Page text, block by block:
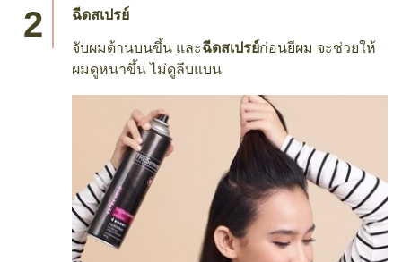
ฉีดสเปรย์
จับผมด้านบนขึ้น และฉีดสเปรย์ก่อนยีผม จะช่วยให้
ผมดูหนาขึ้น ไม่ดูลีบแบน